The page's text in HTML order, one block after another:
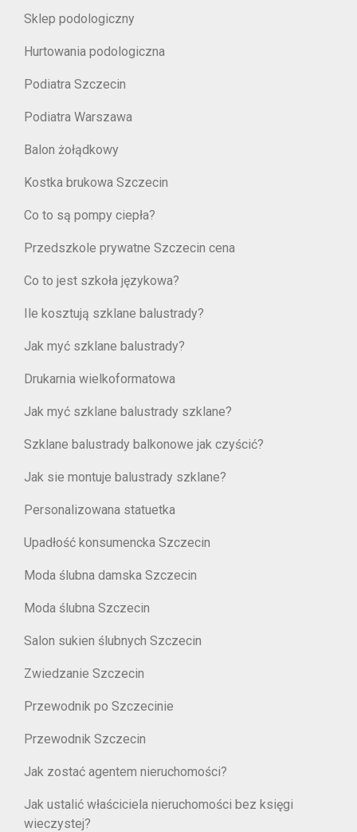
Sklep podologiczny
Hurtowania podologiczna
Podiatra Szczecin
Podiatra Warszawa
Balon żołądkowy
Kostka brukowa Szczecin
Co to są pompy ciepła?
Przedszkole prywatne Szczecin cena
Co to jest szkoła językowa?
Ile kosztują szklane balustrady?
Jak myć szklane balustrady?
Drukarnia wielkoformatowa
Jak myć szklane balustrady szklane?
Szklane balustrady balkonowe jak czyścić?
Jak sie montuje balustrady szklane?
Personalizowana statuetka
Upadłość konsumencka Szczecin
Moda ślubna damska Szczecin
Moda ślubna Szczecin
Salon sukien ślubnych Szczecin
Zwiedzanie Szczecin
Przewodnik po Szczecinie
Przewodnik Szczecin
Jak zostać agentem nieruchomości?
Jak ustalić właściciela nieruchomości bez księgi
wieczystej?